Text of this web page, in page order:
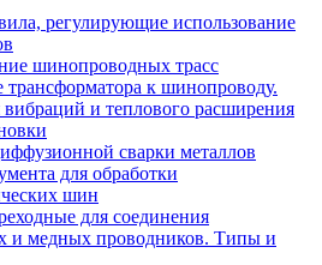
регулирующие использование
шинопроводных трасс
к шинопроводу.
и теплового расширения
сварки металлов
для обработки
шин
для соединения
и медных проводников. Типы и